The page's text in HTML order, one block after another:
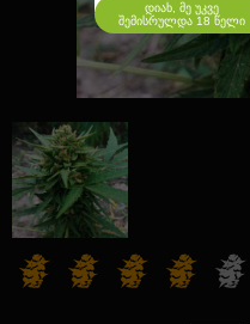
დიახ, მე უკვე
შემისრულდა 18 წელი